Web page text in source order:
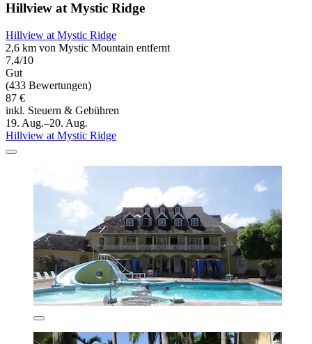
Hillview at Mystic Ridge
Hillview at Mystic Ridge
2,6 km von Mystic Mountain entfernt
7,4/10
Gut
(433 Bewertungen)
87 €
inkl. Steuern & Gebühren
19. Aug.–20. Aug.
Hillview at Mystic Ridge